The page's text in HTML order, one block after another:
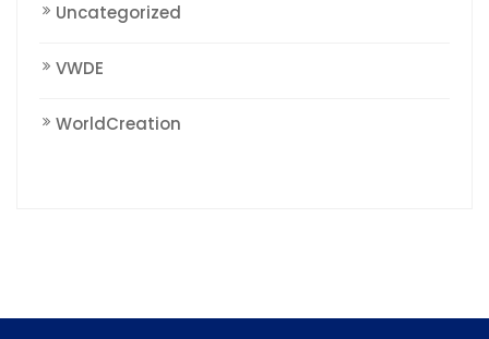
Uncategorized
VWDE
WorldCreation